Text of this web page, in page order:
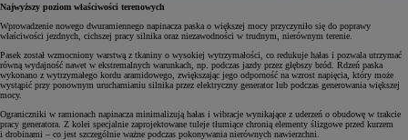
Najwyższy poziom właściwości terenowych
Wprowadzenie nowego dwuramiennego napinacza paska o większej mocy przyczyniło się do poprawy
właściwości jezdnych, cichszej pracy silnika oraz niezawodności w trudnym, nierównym terenie.
Pasek został wzmocniony warstwą z tkaniny o wysokiej wytrzymałości, co redukuje hałas i pozwala utrzymać
równą wydajność nawet w ekstremalnych warunkach, np. podczas jazdy przez głębszy bród. Rdzeń paska
wykonano z wytrzymałego kordu aramidowego, zwiększając jego odporność na wzrost napięcia, który może
wystąpić przy ponownym uruchamianiu silnika przez elektryczny generator lub podczas generowania większej
mocy.
Ograniczniki w ramionach napinacza minimalizują hałas i wibracje wynikające z uderzeń o obudowę w trakcie
pracy generatora. Z kolei specjalnie zaprojektowane tuleje tłumiące chronią elementy ślizgowe przed kurzem
i drobinami – co jest szczególnie ważne podczas pokonywania nierównych nawierzchni.